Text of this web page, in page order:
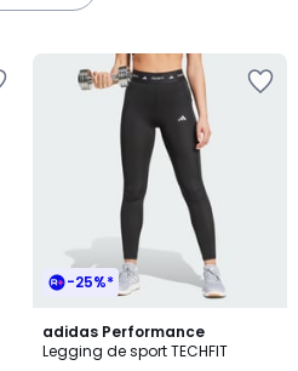
-25%*
adidas Performance
Legging de sport TECHFIT
4,6
/ 5
3
Couleurs